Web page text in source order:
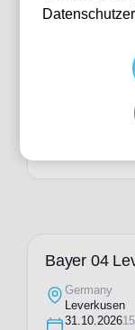
Event Box
Bayer 04
Germany
Leverkusen
31.10.2026